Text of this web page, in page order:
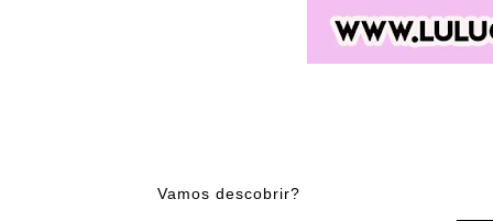
Vamos descobrir?